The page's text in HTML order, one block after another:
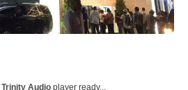
Trinity Audio player ready...